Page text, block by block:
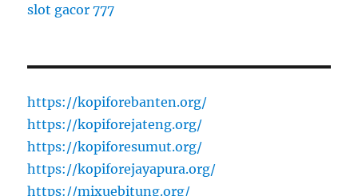
slot gacor 777
https://kopiforebanten.org/
https://kopiforejateng.org/
https://kopiforesumut.org/
https://kopiforejayapura.org/
https://mixuebitung.org/